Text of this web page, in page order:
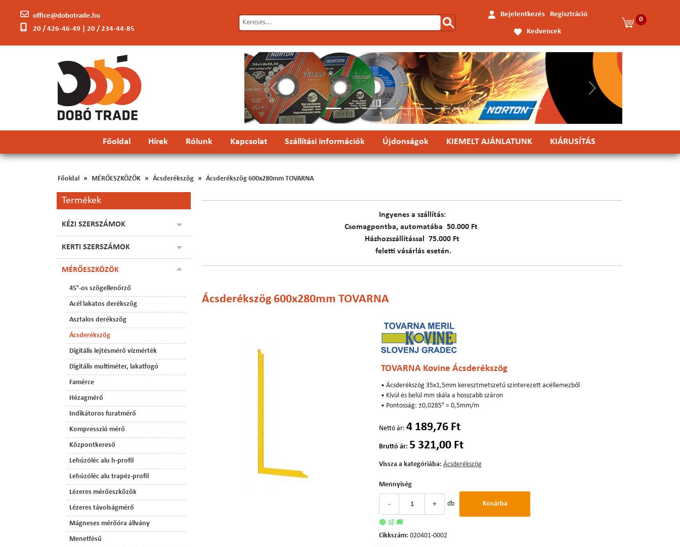
office@dobotrade.hu
20 / 426-46-49 | 20 / 234-44-85
Bejelentkezés Regisztráció
Kedvencek
0
Előző Következő
Főoldal Hírek Rólunk Kapcsolat Szállítási információk Újdonságok KIEMELT AJÁNLATUNK KIÁRUSÍTÁS
Főoldal MÉRŐESZKÖZÖK Ácsderékszög Ácsderékszög 600x280mm TOVARNA
Termékek
KÉZI SZERSZÁMOK
KERTI SZERSZÁMOK
MÉRŐESZKÖZÖK
45°-os szögellenőrző
Acél lakatos derékszög
Asztalos derékszög
Ácsderékszög
Digitális lejtésmérő vízmérték
Digitális multiméter, lakatfogó
Famérce
Hézagmérő
Indikátoros furatmérő
Kompresszió mérő
Központkereső
Lehúzóléc alu h-profil
Lehúzóléc alu trapéz-profil
Lézeres mérőeszközök
Lézeres távolságmérő
Mágneses mérőóra állvány
Menetfésű
Ingyenes a szállítás:
C​​​somagpontba, automatába 50.000 Ft
Házhozszállítással 75.000 Ft
feletti vásárlás esetén.
Ácsderékszög 600x280mm TOVARNA
TOVARNA Kovine Ácsderékszög
• Ácsderékszög 35x1,5mm keresztmetszetű szinterezett acéllemezből
• Kívül és belül mm skála a hosszabb száron
• Pontosság: ±0,0285° = 0,5mm/m
Nettó ár: 4 189,76 Ft
Bruttó ár: 5 321,00 Ft
Vissza a kategóriába: Ácsderékszög
Mennyiség
- + db Kosárba
🟢 🛒 🚚
Cikkszám: 020401-0002